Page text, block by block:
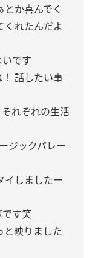
か喜んでく
くれたんだよ
です
話したい事
それぞれの生活
ジックパレー
イしましたー
す笑
と映りました